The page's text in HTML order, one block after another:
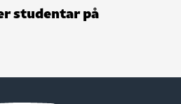
studentar på